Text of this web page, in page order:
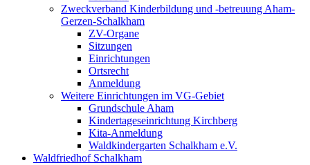
Zweckverband Kinderbildung und -betreuung Aham-
Gerzen-Schalkham
ZV-Organe
Sitzungen
Einrichtungen
Ortsrecht
Anmeldung
Weitere Einrichtungen im VG-Gebiet
Grundschule Aham
Kindertageseinrichtung Kirchberg
Kita-Anmeldung
Waldkindergarten Schalkham e.V.
Waldfriedhof Schalkham